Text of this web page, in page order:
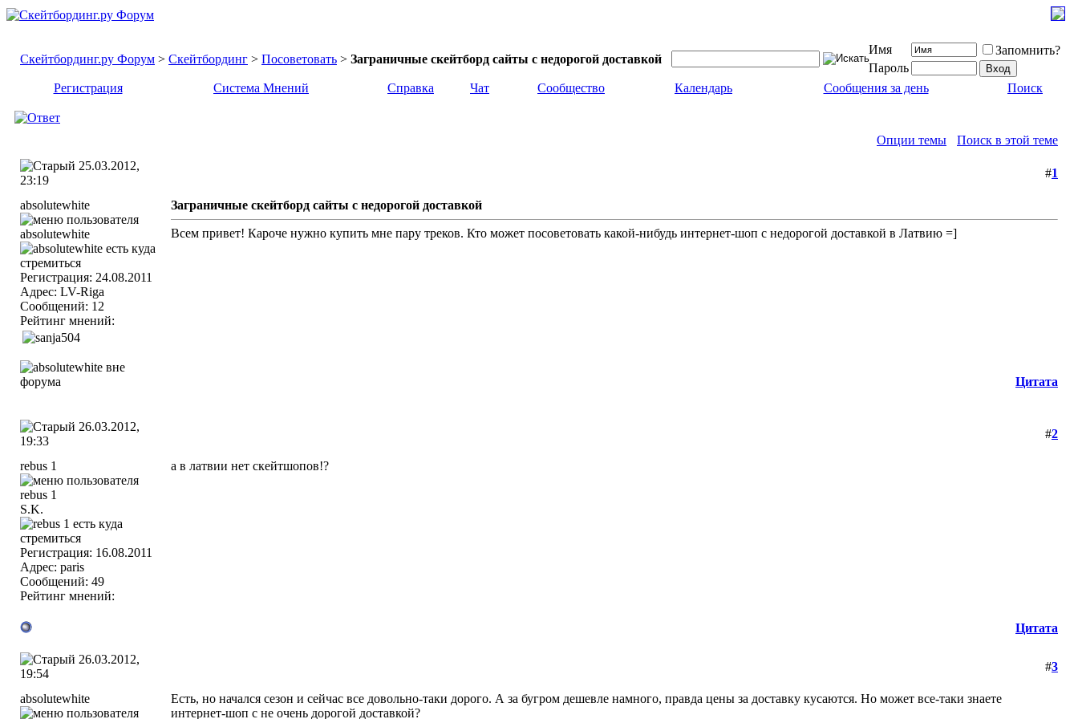
Скейтбординг.ру Форум > Скейтбординг > Посоветовать > Заграничные скейтборд сайты с недорогой доставкой
Имя
Запомнить?
Пароль
Регистрация
Система Мнений Справка Чат Сообщество Календарь Сообщения за день Поиск
Опции темы
Поиск в этой теме
25.03.2012,
23:19
#1
absolutewhite
Регистрация: 24.08.2011
Адрес: LV-Riga
Сообщений: 12
Рейтинг мнений:
Заграничные скейтборд сайты с недорогой доставкой
Всем привет! Кароче нужно купить мне пару треков. Кто может посоветовать какой-нибудь интернет-шоп с недорогой доставкой в Латвию =]
Цитата
26.03.2012,
19:33
#2
rebus 1
S.K.
Регистрация: 16.08.2011
Адрес: paris
Сообщений: 49
Рейтинг мнений:
а в латвии нет скейтшопов!?
Цитата
26.03.2012,
19:54
#3
absolutewhite
Есть, но начался сезон и сейчас все довольно-таки дорого. А за бугром дешевле намного, правда цены за доставку кусаются. Но может все-таки знаете
интернет-шоп с не очень дорогой доставкой?